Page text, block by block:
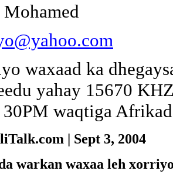
waxaad ka
yahay 15670
30PM waqtiga
| Sept 3, 2004
warkan waxaa leh